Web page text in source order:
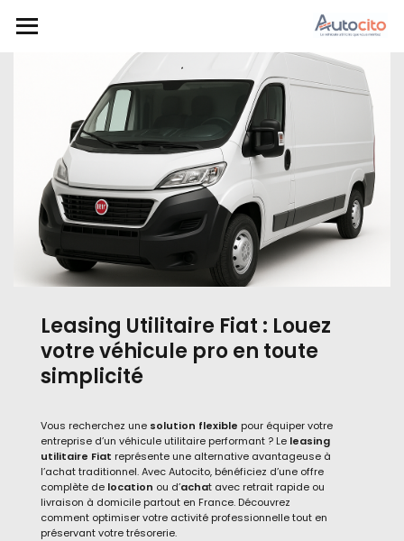
Leasing Utilitaire Fiat : Louez
votre véhicule pro en toute
simplicité
Vous recherchez une solution flexible pour équiper votre
entreprise d’un véhicule utilitaire performant ? Le leasing
utilitaire Fiat représente une alternative avantageuse à
l’achat traditionnel. Avec Autocito, bénéficiez d’une offre
complète de location ou d’achat avec retrait rapide ou
livraison à domicile partout en France. Découvrez
comment optimiser votre activité professionnelle tout en
préservant votre trésorerie.